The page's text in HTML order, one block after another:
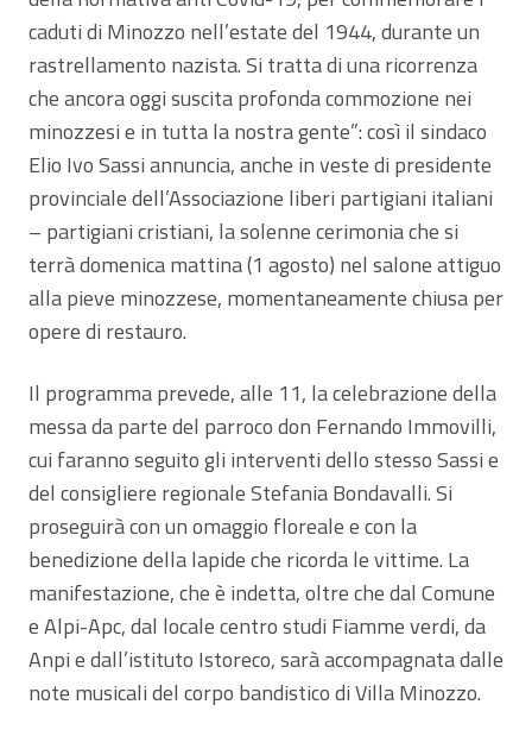
caduti di Minozzo nell’estate del 1944, durante un
rastrellamento nazista. Si tratta di una ricorrenza
che ancora oggi suscita profonda commozione nei
minozzesi e in tutta la nostra gente”: così il sindaco
Elio Ivo Sassi annuncia, anche in veste di presidente
provinciale dell’Associazione liberi partigiani italiani
– partigiani cristiani, la solenne cerimonia che si
terrà domenica mattina (1 agosto) nel salone attiguo
alla pieve minozzese, momentaneamente chiusa per
opere di restauro.
Il programma prevede, alle 11, la celebrazione della
messa da parte del parroco don Fernando Immovilli,
cui faranno seguito gli interventi dello stesso Sassi e
del consigliere regionale Stefania Bondavalli. Si
proseguirà con un omaggio floreale e con la
benedizione della lapide che ricorda le vittime. La
manifestazione, che è indetta, oltre che dal Comune
e Alpi-Apc, dal locale centro studi Fiamme verdi, da
Anpi e dall’istituto Istoreco, sarà accompagnata dalle
note musicali del corpo bandistico di Villa Minozzo.